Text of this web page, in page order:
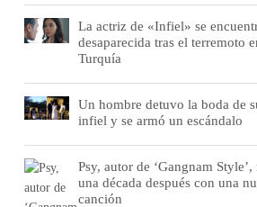
La actriz de «Infiel» se
desaparecida tras el terremoto
Turquía
Un hombre detuvo la boda de
infiel y se armó un escándalo
Psy, autor de ‘Gangnam Style’,
una década después con una
canción